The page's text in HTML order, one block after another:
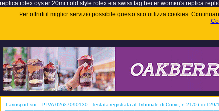
replica rolex oyster 20mm old style rolex eta swiss tag heuer women's replica
Per offrirti il miglior servizio possibile questo sito utilizza cookies.
Lariosport snc - P.IVA 02687090130 - Testata registrata al Tribunale di Como, n.21/06 del 29/